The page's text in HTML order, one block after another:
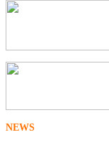
NEWS